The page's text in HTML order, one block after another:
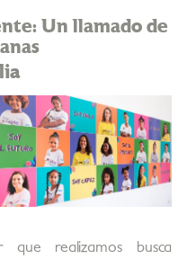
Un llamado de
que realizamos busca